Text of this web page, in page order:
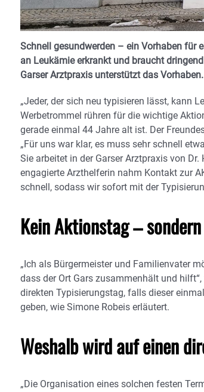
Schnell gesundwerden – ein Vorhaben für
an Leukämie erkrankt und braucht
Garser Arztpraxis unterstützt das Vorhaben.
„Jeder, der sich neu typisieren lässt, kann
Werbetrommel rühren für die wichtige
gerade einmal 44 Jahre alt ist. Der
„Für uns war klar, es muss sehr schnell
Sie arbeitet in der Garser Arztpraxis von
engagierte Arzthelferin nahm Kontakt zur
schnell, sodass wir sofort mit der
Kein Aktionstag –
„Ich als Bürgermeister und Familienvater
dass der Ort Gars zusammenhält und
direkten Typisierungstag, falls dieser
geben, wie Simone Robeis erläutert.
Weshalb wird auf einen
„Die Organisation eines solchen festen